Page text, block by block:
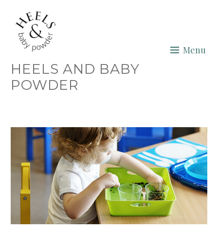
content
HEELS AND BABY
POWDER
Menu